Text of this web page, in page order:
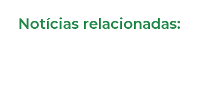
Notícias relacionadas: